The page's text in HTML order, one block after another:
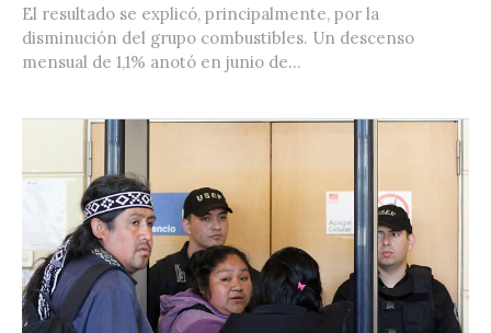
El resultado se explicó, principalmente, por la
disminución del grupo combustibles. Un descenso
mensual de 1,1% anotó en junio de...